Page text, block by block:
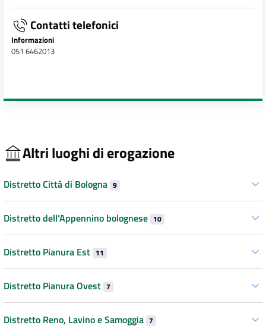
Contatti telefonici
Informazioni
051 6462013
Altri luoghi di erogazione
Distretto Città di Bologna 9
Distretto dell’Appennino bolognese 10
Distretto Pianura Est 11
Distretto Pianura Ovest 7
Distretto Reno, Lavino e Samoggia 7